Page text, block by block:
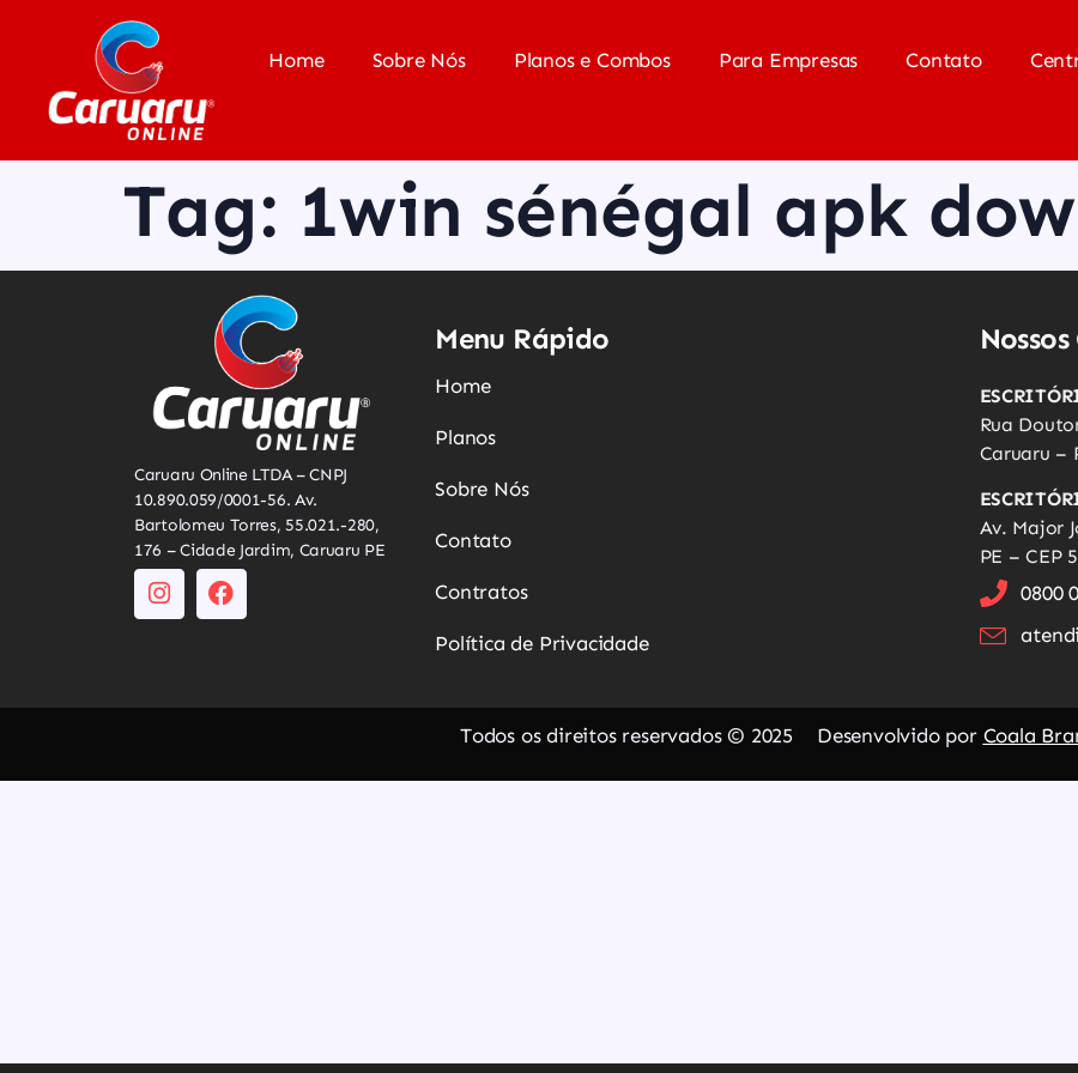
Home Sobre Nós Planos e Combos Para Empresas Contato
Tag: 1win sénégal apk
Caruaru Online LTDA – CNPJ
10.890.059/0001-56. Av.
Bartolomeu Torres, 55.021.-280,
176 – Cidade Jardim, Caruaru PE
Menu Rápido
Home
Planos
Sobre Nós
Contato
Contratos
Política de Privacidade
Rua
Caruaru –
Av. Major
PE – CEP
0800
Todos os direitos reservados © 2025 Desenvolvido por Coala